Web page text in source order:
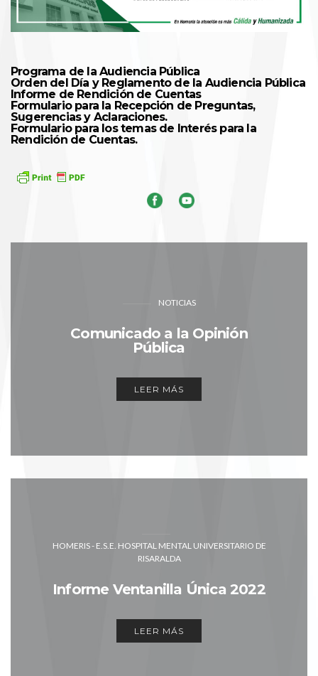
Programa de la Audiencia Pública
Orden del Día y Reglamento de la Audiencia Pública
Informe de Rendición de Cuentas
Formulario para la Recepción de Preguntas,
Sugerencias y Aclaraciones.
Formulario para los temas de Interés para la
Rendición de Cuentas.
NOTICIAS
Comunicado a la Opinión
Pública
LEER MÁS
HOMERIS - E.S.E. HOSPITAL MENTAL UNIVERSITARIO DE
RISARALDA
Informe Ventanilla Única 2022
LEER MÁS